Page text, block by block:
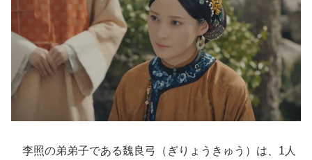
李照の弟弟子である魏良弓（ぎりょうきゅう）は、1人